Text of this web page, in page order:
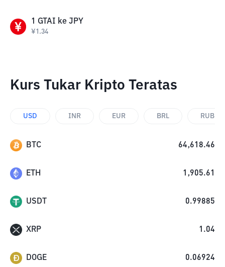
1 GTAI ke JPY
¥1.34
Kurs Tukar Kripto Teratas
USD INR EUR BRL RUB
BTC 64,618.46
ETH 1,905.61
USDT 0.99885
XRP 1.04
DOGE 0.06924